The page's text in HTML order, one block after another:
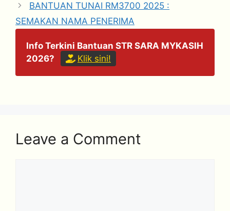
BANTUAN TUNAI RM3700 2025 :
SEMAKAN NAMA PENERIMA
Info Terkini Bantuan STR SARA MYKASIH
2026?
Klik sini!
Leave a Comment